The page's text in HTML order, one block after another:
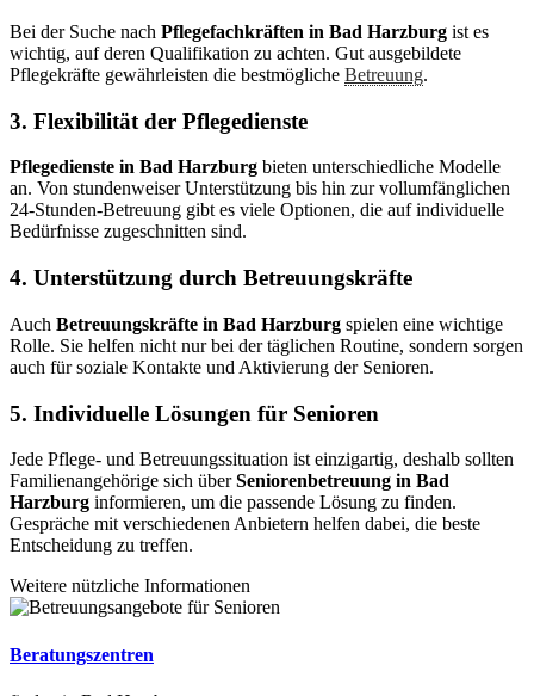
Bei der Suche nach Pflegefachkräften in Bad Harzburg ist es
wichtig, auf deren Qualifikation zu achten. Gut ausgebildete
Pflegekräfte gewährleisten die bestmögliche Betreuung.
3. Flexibilität der Pflegedienste
Pflegedienste in Bad Harzburg bieten unterschiedliche Modelle
an. Von stundenweiser Unterstützung bis hin zur vollumfänglichen
24-Stunden-Betreuung gibt es viele Optionen, die auf individuelle
Bedürfnisse zugeschnitten sind.
4. Unterstützung durch Betreuungskräfte
Auch Betreuungskräfte in Bad Harzburg spielen eine wichtige
Rolle. Sie helfen nicht nur bei der täglichen Routine, sondern sorgen
auch für soziale Kontakte und Aktivierung der Senioren.
5. Individuelle Lösungen für Senioren
Jede Pflege- und Betreuungssituation ist einzigartig, deshalb sollten
Familienangehörige sich überSeniorenbetreuung in Bad
Harzburg informieren, um die passende Lösung zu finden.
Gespräche mit verschiedenen Anbietern helfen dabei, die beste
Entscheidung zu treffen.
Weitere nützliche Informationen
Beratungszentren